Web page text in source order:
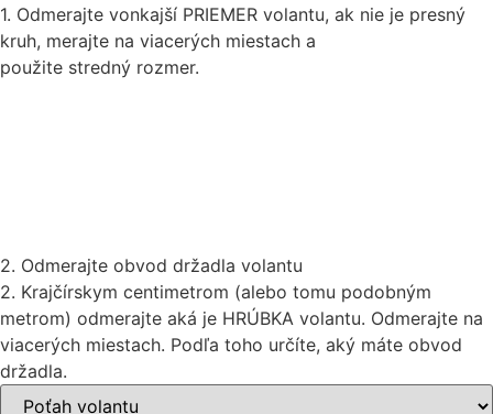
1. Odmerajte vonkajší PRIEMER volantu, ak nie je presný
kruh, merajte na viacerých miestach a
použite stredný rozmer.
2. Odmerajte obvod držadla volantu
2. Krajčírskym centimetrom (alebo tomu podobným
metrom) odmerajte aká je HRÚBKA volantu. Odmerajte na
viacerých miestach. Podľa toho určíte, aký máte obvod
držadla.